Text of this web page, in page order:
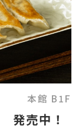
本館 B1F
発売中！